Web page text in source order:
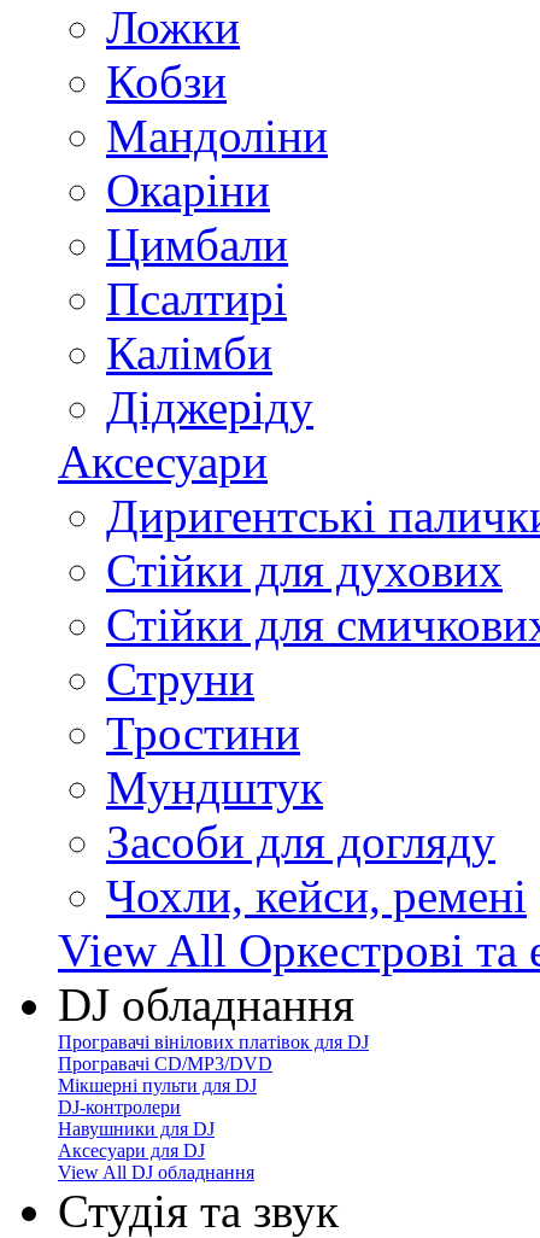
Ложки
Кобзи
Мандоліни
Окаріни
Цимбали
Псалтирі
Калімби
Діджеріду
Аксесуари
Диригентські
Стійки для духових
Стійки для
Струни
Тростини
Мундштук
Засоби для догляду
Чохли, кейси, ремені
View All Оркестрові та
DJ обладнання
Програвачі вінілових платівок для DJ
Програвачі CD/MP3/DVD
Мікшерні пульти для DJ
DJ-контролери
Навушники для DJ
Аксесуари для DJ
View All DJ обладнання
Студія та звук